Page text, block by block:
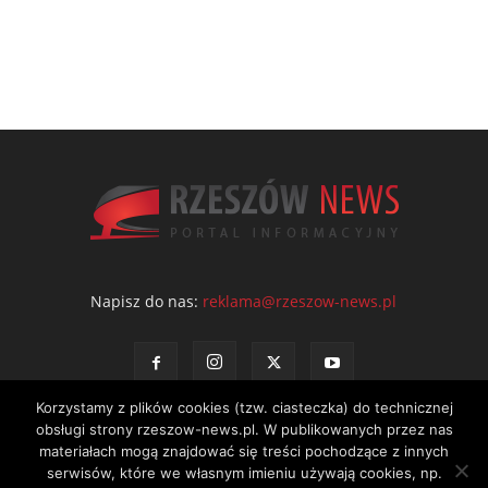
Napisz do nas: reklama@rzeszow-news.pl
Kontakt Polityka prywatności Regulamin portalu
Korzystamy z plików cookies (tzw. ciasteczka) do technicznej
obsługi strony rzeszow-news.pl. W publikowanych przez nas
materiałach mogą znajdować się treści pochodzące z innych
serwisów, które we własnym imieniu używają cookies, np.